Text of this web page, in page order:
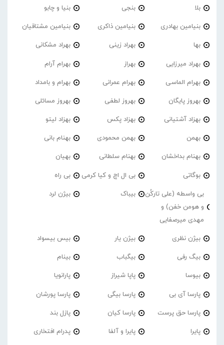
بلا بنجی بنیا و چابو
بنیامین بهادری بنیامین ذاکری بنیامین مشتاقیان
بها بهراد زینی بهراد مشکانی
بهراد میرزایی بهراز بهرام آرام
بهرام الماسی بهرام عمرانی بهرام و بامداد
بهروز پایگان بهروز لطفی بهروز مسائلی
بهزاد آشتیانی بهزاد پکس بهزاد لیتو
بهمن بهمن محمودی بهنام بانی
بهنام بداخشان بهنام سلطانی بهیان
بوگاتی بی ال اچ و کیا کرمی بی راه
بی واسطه (علی تارکُن
و هومن خفن) و
مهدی میرصفایی
بیباک بیژن لرد
بیژن نظری بیژن یار بیس بیسواد
بیگ رفی بیگباب بینام
بیوسا پاپا شیراز پارانویا
پارسا آی بی پارسا بیگی پارسا پورشان
پارسا حق پرست پارسا کیان پازل بند
پایرا پایرا و آلفا پدرام افتخاری